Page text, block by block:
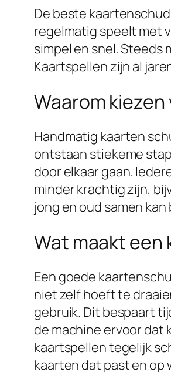
De beste
regelmatig speelt met
simpel en snel. Steeds
Kaartspellen zijn al
Waarom
Handmatig kaarten
ontstaan stiekeme
door elkaar gaan.
minder krachtig zijn,
jong en oud samen
Wat maakt
Een goede
niet zelf hoeft te
gebruik. Dit bespaart
de machine ervoor dat
kaartspellen tegelijk
kaarten dat past en op